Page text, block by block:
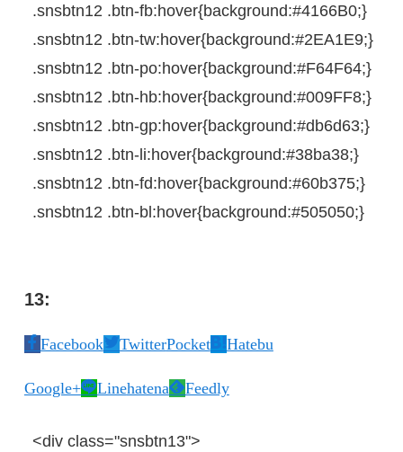
.snsbtn12 .btn-fb:hover{background:#4166B0;}
.snsbtn12 .btn-tw:hover{background:#2EA1E9;}
.snsbtn12 .btn-po:hover{background:#F64F64;}
.snsbtn12 .btn-hb:hover{background:#009FF8;}
.snsbtn12 .btn-gp:hover{background:#db6d63;}
.snsbtn12 .btn-li:hover{background:#38ba38;}
.snsbtn12 .btn-fd:hover{background:#60b375;}
.snsbtn12 .btn-bl:hover{background:#505050;}
13:
Facebook TwitterPocket Hatebu
Google+ Linehatena Feedly
<div class="snsbtn13">